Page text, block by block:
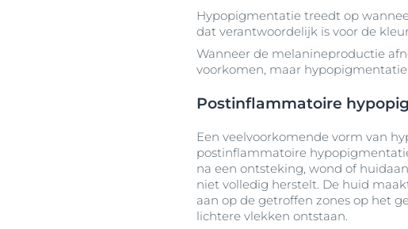
Hypopigmentatie treedt op
dat verantwoordelijk is voor de
Wanneer de melanineproductie
voorkomen, maar
Postinflammatoire
Een veelvoorkomende vorm van
postinflammatoire
na een ontsteking, wond of
niet volledig herstelt. De huid
aan op de getroffen zones op het
lichtere vlekken ontstaan.